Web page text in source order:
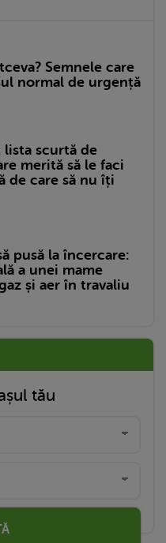
Semnele care
normal de urgență
lista scurtă de
merită să le faci
de care să nu îți
pusă la încercare:
a unei mame
și aer în travaliu
tău